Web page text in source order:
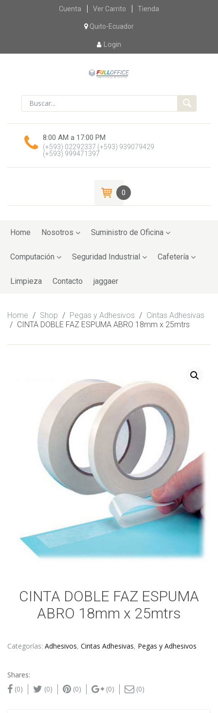
Skip
content
Cuenta Ver Carrito Tienda
Quito-Ecuador
Login
8:00 AM a 17:00 PM
(+593) 02292337 (+593) 939079429
(+593) 999471397
0
toHome Nosotros Suministro de Oficina
Computación Seguridad Industrial Cafetería
Limpieza Contacto jaggaer
Home / Shop / Pegas y Adhesivos / Cintas Adhesivas
/ CINTA DOBLE FAZ ESPUMA ABRO 18mm x 25mtrs
CINTA DOBLE FAZ ESPUMA
ABRO 18mm x 25mtrs
Categorías: Adhesivos, Cintas Adhesivas, Pegas y Adhesivos
Shares:
(0)
(0) (0) (0) (0)